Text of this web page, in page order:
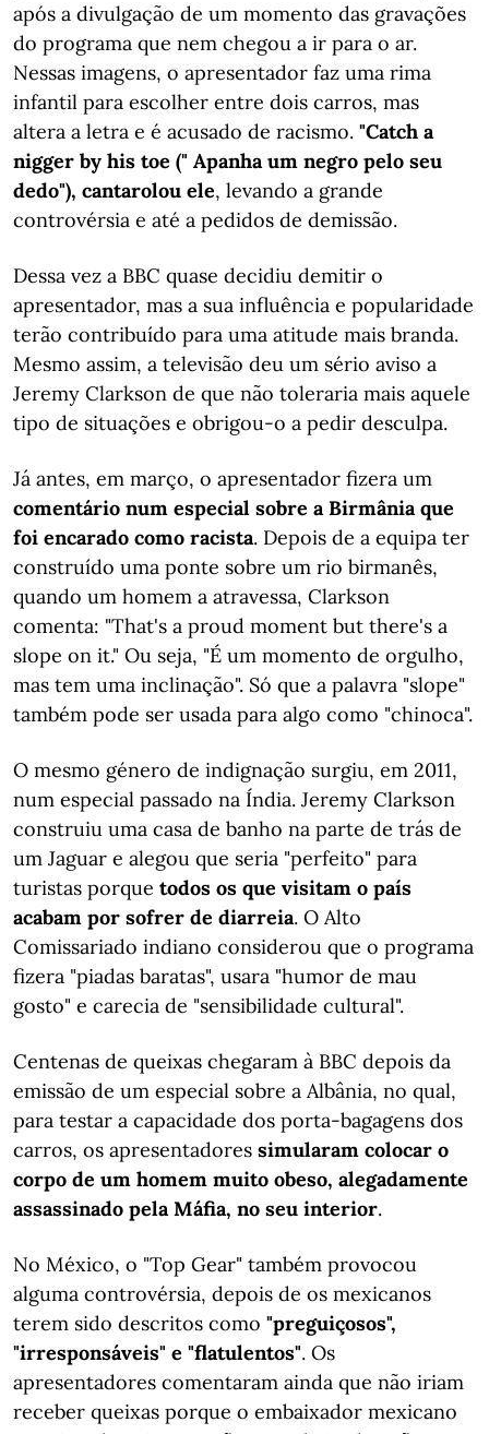
após a divulgação de um momento das gravações
do programa que nem chegou a ir para o ar.
Nessas imagens, o apresentador faz uma rima
infantil para escolher entre dois carros, mas
altera a letra e é acusado de racismo. "Catch a
nigger by his toe (" Apanha um negro pelo seu
dedo"), cantarolou ele, levando a grande
controvérsia e até a pedidos de demissão.
Dessa vez a BBC quase decidiu demitir o
apresentador, mas a sua influência e popularidade
terão contribuído para uma atitude mais branda.
Mesmo assim, a televisão deu um sério aviso a
Jeremy Clarkson de que não toleraria mais aquele
tipo de situações e obrigou-o a pedir desculpa.
Já antes, em março, o apresentador fizera um
comentário num especial sobre a Birmânia que
foi encarado como racista. Depois de a equipa ter
construído uma ponte sobre um rio birmanês,
quando um homem a atravessa, Clarkson
comenta: "That's a proud moment but there's a
slope on it." Ou seja, "É um momento de orgulho,
mas tem uma inclinação". Só que a palavra "slope"
também pode ser usada para algo como "chinoca".
O mesmo género de indignação surgiu, em 2011,
num especial passado na Índia. Jeremy Clarkson
construiu uma casa de banho na parte de trás de
um Jaguar e alegou que seria "perfeito" para
turistas porque todos os que visitam o país
acabam por sofrer de diarreia. O Alto
Comissariado indiano considerou que o programa
fizera "piadas baratas", usara "humor de mau
gosto" e carecia de "sensibilidade cultural".
Centenas de queixas chegaram à BBC depois da
emissão de um especial sobre a Albânia, no qual,
para testar a capacidade dos porta-bagagens dos
carros, os apresentadores simularam colocar o
corpo de um homem muito obeso, alegadamente
assassinado pela Máfia, no seu interior.
No México, o "Top Gear" também provocou
alguma controvérsia, depois de os mexicanos
terem sido descritos como "preguiçosos",
"irresponsáveis" e "flatulentos". Os
apresentadores comentaram ainda que não iriam
receber queixas porque o embaixador mexicano